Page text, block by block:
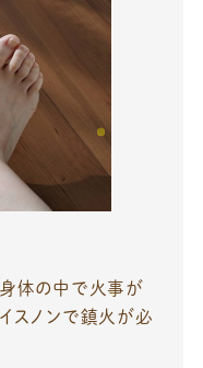
体の中で火事が
スノンで鎮火が必